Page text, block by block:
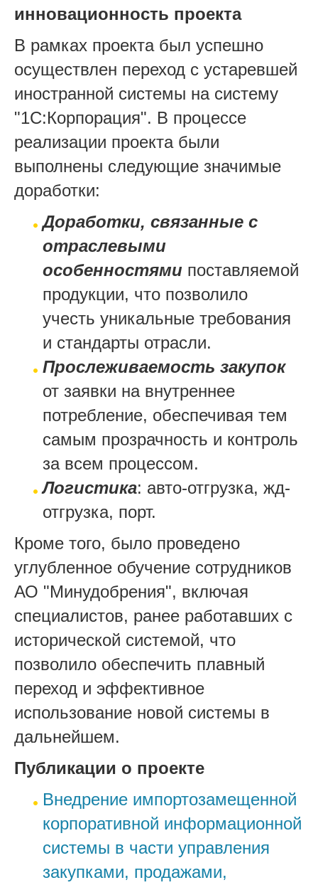
инновационность проекта
В рамках проекта был успешно
осуществлен переход с устаревшей
иностранной системы на систему
"1С:Корпорация". В процессе
реализации проекта были
выполнены следующие значимые
доработки:
Доработки, связанные с
отраслевыми
особенностями поставляемой
продукции, что позволило
учесть уникальные требования
и стандарты отрасли.
Прослеживаемость закупок
от заявки на внутреннее
потребление, обеспечивая тем
самым прозрачность и контроль
за всем процессом.
Логистика: авто-отгрузка, жд-
отгрузка, порт.
Кроме того, было проведено
углубленное обучение сотрудников
АО "Минудобрения", включая
специалистов, ранее работавших с
исторической системой, что
позволило обеспечить плавный
переход и эффективное
использование новой системы в
дальнейшем.
Публикации о проекте
Внедрение импортозамещенной
корпоративной информационной
системы в части управления
закупками, продажами,